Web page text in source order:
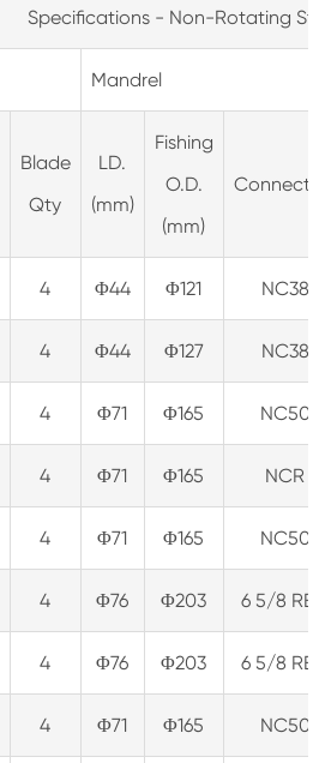
Specifications - Non-Rotating
Mandrel
Blade
Qty
LD.
(mm)
Fishing
O.D.
(mm)
4 Φ44 Φ121 NC38
4 Φ44 Φ127 NC38
4 Φ71 Φ165 NC50
4 Φ71 Φ165 NCR
4 Φ71 Φ165 NC50
4 Φ76 Φ203 6 5/8
4 Φ76 Φ203 6 5/8
4 Φ71 Φ165 NC50